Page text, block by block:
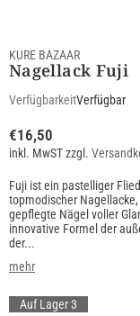
KURE BAZAAR
Nagellack Fuji
VerfügbarkeitVerfügbar
Normaler
Preis
€16,50
inkl. MwST zzgl.
Fuji ist ein pastelliger
topmodischer
gepflegte Nägel voller
innovative Formel der
der...
mehr
Auf Lager3